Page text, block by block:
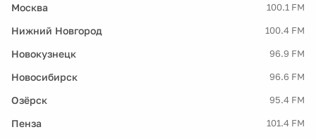
Москва 100.1 FM
Нижний Новгород 100.4 FM
Новокузнецк 96.9 FM
Новосибирск 96.6 FM
Озёрск 95.4 FM
Пенза 101.4 FM